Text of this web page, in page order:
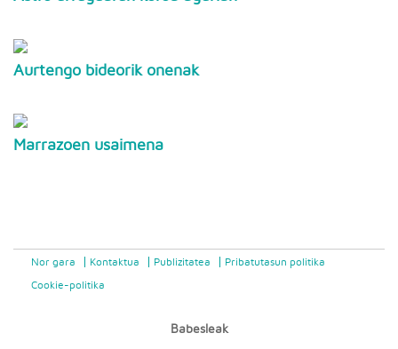
Aurtengo bideorik onenak
Marrazoen usaimena
Nor gara Kontaktua Publizitatea Pribatutasun politika
Cookie-politika
Babesleak